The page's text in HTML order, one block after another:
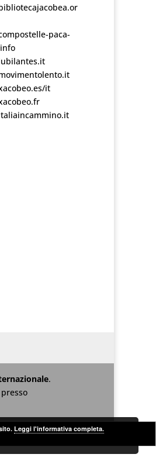
paca-
it
.
Leggi l'informativa completa.